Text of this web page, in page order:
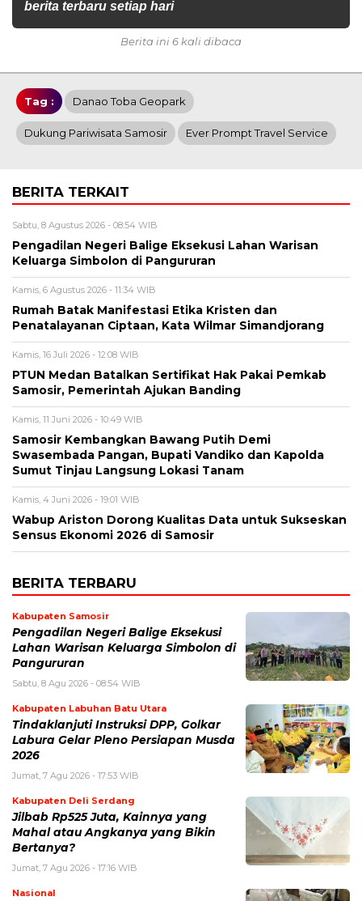
berita terbaru setiap hari
Berita ini 6 kali dibaca
Tag : Danao Toba Geopark
Dukung Pariwisata Samosir Ever Prompt Travel Service
BERITA TERKAIT
Sabtu, 8 Agustus 2026 - 08:54 WIB
Pengadilan Negeri Balige Eksekusi Lahan Warisan
Keluarga Simbolon di Pangururan
Kamis, 6 Agustus 2026 - 11:34 WIB
Rumah Batak Manifestasi Etika Kristen dan
Penatalayanan Ciptaan, Kata Wilmar Simandjorang
Kamis, 16 Juli 2026 - 12:08 WIB
PTUN Medan Batalkan Sertifikat Hak Pakai Pemkab
Samosir, Pemerintah Ajukan Banding
Kamis, 11 Juni 2026 - 10:49 WIB
Samosir Kembangkan Bawang Putih Demi
Swasembada Pangan, Bupati Vandiko dan Kapolda
Sumut Tinjau Langsung Lokasi Tanam
Kamis, 4 Juni 2026 - 19:01 WIB
​Wabup Ariston Dorong Kualitas Data untuk Sukseskan
Sensus Ekonomi 2026 di Samosir
BERITA TERBARU
Kabupaten Samosir
Pengadilan Negeri Balige Eksekusi
Lahan Warisan Keluarga Simbolon di
Pangururan
Sabtu, 8 Agu 2026 - 08:54 WIB
Kabupaten Labuhan Batu Utara
Tindaklanjuti Instruksi DPP, Golkar
Labura Gelar Pleno Persiapan Musda
2026
Jumat, 7 Agu 2026 - 17:53 WIB
Kabupaten Deli Serdang
Jilbab Rp525 Juta, Kainnya yang
Mahal atau Angkanya yang Bikin
Bertanya?
Jumat, 7 Agu 2026 - 17:16 WIB
Nasional